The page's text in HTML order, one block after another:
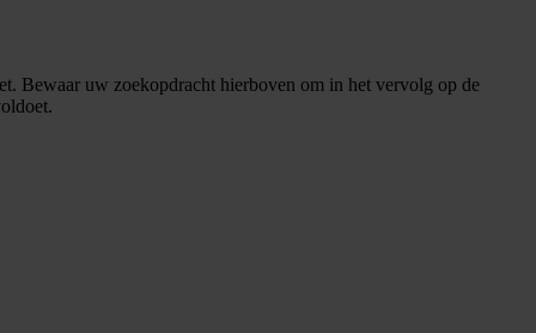
Bewaar uw zoekopdracht hierboven om in het vervolg op de